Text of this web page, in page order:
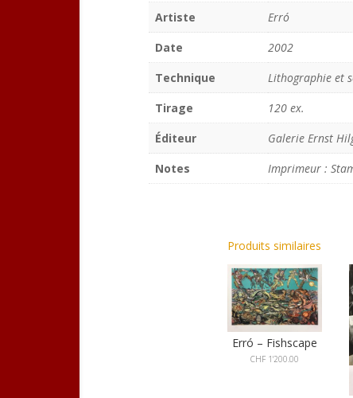
Artiste
Erró
Date
2002
Technique
Lithographie et
Tirage
120 ex.
Éditeur
Galerie Ernst
Notes
Imprimeur :
Produits similaires
Erró – Fishscape
CHF 1'200.00